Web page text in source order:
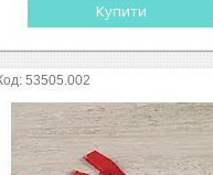
Купити
53505.002